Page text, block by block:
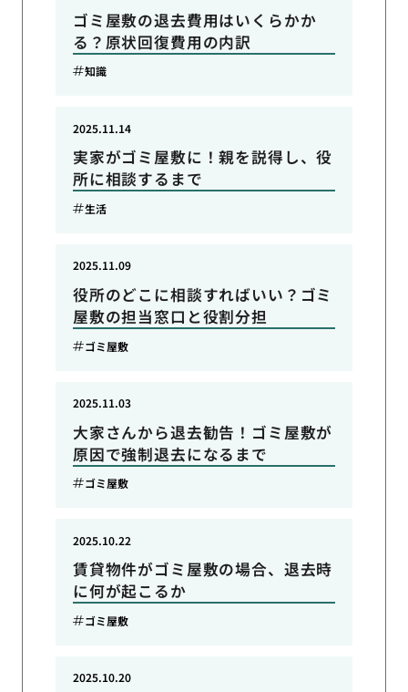
ゴミ屋敷の退去費用はいくらかか
る？原状回復費用の内訳
知識
実家がゴミ屋敷に！親を説得し、役
所に相談するまで
2025.11.14
生活
役所のどこに相談すればいい？ゴミ
屋敷の担当窓口と役割分担
2025.11.09
ゴミ屋敷
大家さんから退去勧告！ゴミ屋敷が
原因で強制退去になるまで
2025.11.03
ゴミ屋敷
賃貸物件がゴミ屋敷の場合、退去時
に何が起こるか
2025.10.22
ゴミ屋敷
2025.10.20